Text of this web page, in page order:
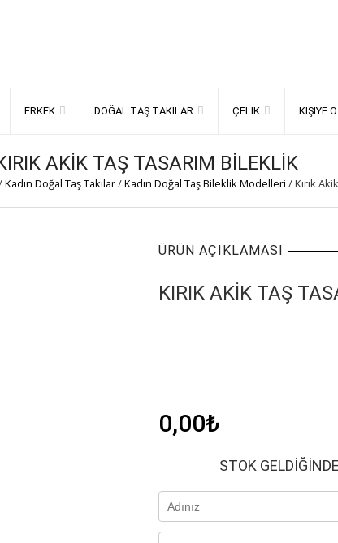
ERKEK DOĞAL TAŞ TAKILAR ÇELIK KIŞIYE
AKIK TAŞ TASARIM BILEKLIK
Kadın Doğal Taş Takılar/Kadın Doğal Taş Bileklik Modelleri /Kırık
ÜRÜN AÇIKLAMASI
KIRIK AKIK TAŞ
0,00₺
STOK